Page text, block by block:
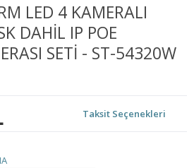
LED 4 KAMERALI
DAHIL IP POE
SETI - ST-54320W
Taksit Seçenekleri